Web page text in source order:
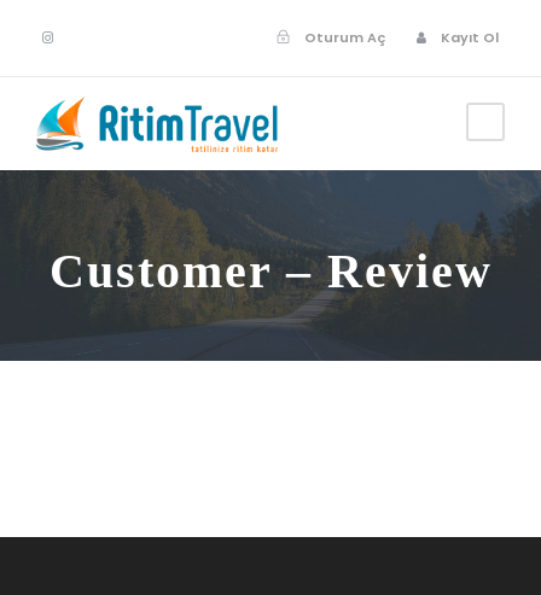
Oturum Aç Kayıt Ol
Customer – Review